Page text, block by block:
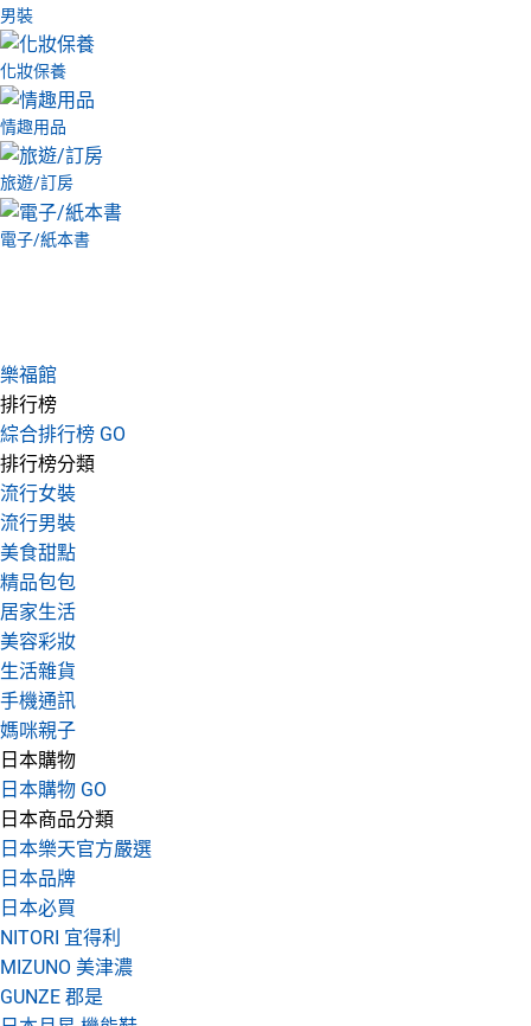
男裝
化妝保養
情趣用品
旅遊/訂房
電子/紙本書
樂福館
排行榜
綜合排行榜 GO
排行榜分類
流行女裝
流行男裝
美食甜點
精品包包
居家生活
美容彩妝
生活雜貨
手機通訊
媽咪親子
日本購物
日本購物 GO
日本商品分類
日本樂天官方嚴選
日本品牌
日本必買
NITORI 宜得利
MIZUNO 美津濃
GUNZE 郡是